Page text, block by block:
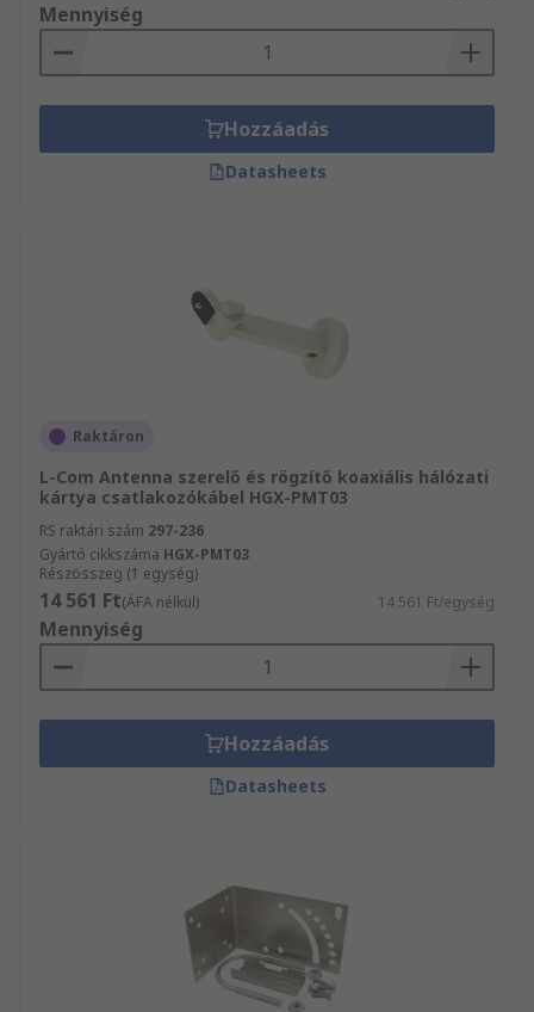
Mennyiség
Hozzáadás
Datasheets
Raktáron
L-Com Antenna szerelő és rögzítő koaxiális hálózati
kártya csatlakozókábel HGX-PMT03
RS raktári szám 297-236
Gyártó cikkszáma HGX-PMT03
Részösszeg (1 egység)
14 561 Ft(ÁFA nélkül) 14 561 Ft/egység
Mennyiség
Hozzáadás
Datasheets